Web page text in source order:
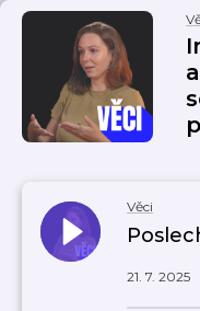
Věci
21. 7. 2025